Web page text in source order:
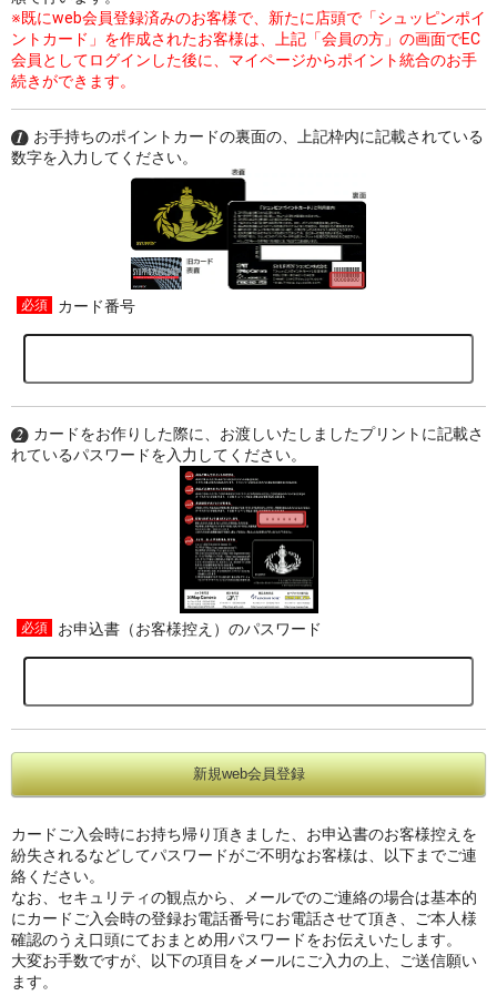
※既にweb会員登録済みのお客様で、新たに店頭で「シュッピンポイ
ントカード」を作成されたお客様は、上記「会員の方」の画面でEC
会員としてログインした後に、マイページからポイント統合のお手
続きができます。
お手持ちのポイントカードの裏面の、上記枠内に記載されている
数字を入力してください。
カード番号
カードをお作りした際に、お渡しいたしましたプリントに記載さ
れているパスワードを入力してください。
お申込書（お客様控え）のパスワード
カードご入会時にお持ち帰り頂きました、お申込書のお客様控えを
紛失されるなどしてパスワードがご不明なお客様は、以下までご連
絡ください。
なお、セキュリティの観点から、メールでのご連絡の場合は基本的
にカードご入会時の登録お電話番号にお電話させて頂き、ご本人様
確認のうえ口頭にておまとめ用パスワードをお伝えいたします。
大変お手数ですが、以下の項目をメールにご入力の上、ご送信願い
ます。